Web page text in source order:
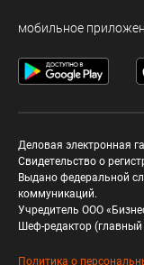
мобильное
Деловая электронная
Свидетельство о
Выдано федеральной
коммуникаций.
Учредитель ООО
Шеф-редактор
Политика о